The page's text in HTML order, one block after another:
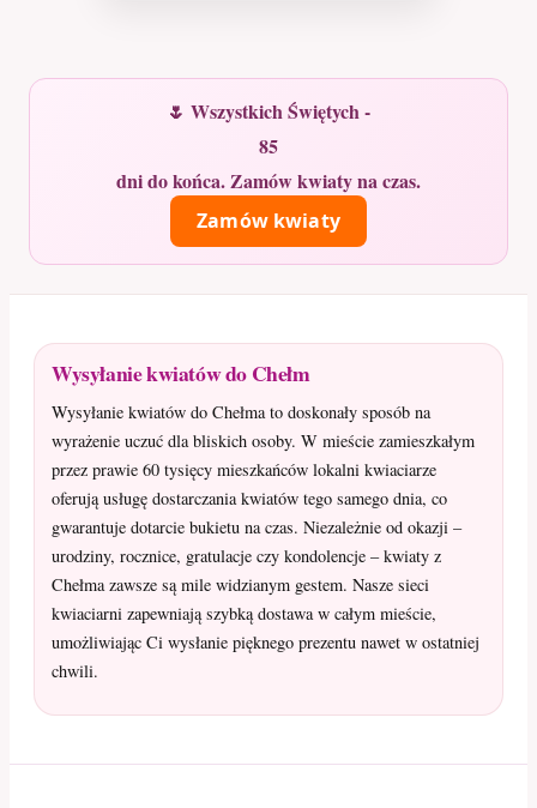
🌷 Wszystkich Świętych -
85
dni do końca. Zamów kwiaty na czas.
Zamów kwiaty
Wysyłanie kwiatów do Chełm
Wysyłanie kwiatów do Chełma to doskonały sposób na
wyrażenie uczuć dla bliskich osoby. W mieście zamieszkałym
przez prawie 60 tysięcy mieszkańców lokalni kwiaciarze
oferują usługę dostarczania kwiatów tego samego dnia, co
gwarantuje dotarcie bukietu na czas. Niezależnie od okazji –
urodziny, rocznice, gratulacje czy kondolencje – kwiaty z
Chełma zawsze są mile widzianym gestem. Nasze sieci
kwiaciarni zapewniają szybką dostawa w całym mieście,
umożliwiając Ci wysłanie pięknego prezentu nawet w ostatniej
chwili.